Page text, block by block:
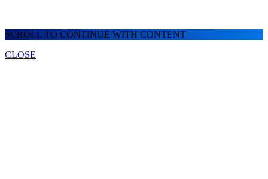
SCROLL TO CONTINUE WITH CONTENT
CLOSE